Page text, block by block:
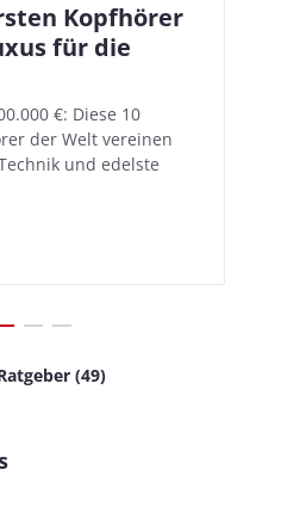
Kopfhörer
für die
€: Diese 10
der Welt vereinen
und edelste
Pro 2 und iOS
ihr das neue
ein
AirPods Pro 2
In-Ear-Kopfhörer
In wenigen
(49)